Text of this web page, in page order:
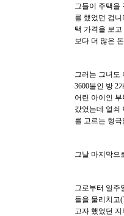
그들이 주택을
를 했었던 겁
택 가격을 보
보다 더 많은
그러는 그녀도
3600불인 방 2
어린 아이인
갔었는데 열쇠
를 고르는 형
그날 마지막으
그로부터 일주
들을 물리치고
고자 했었던 지